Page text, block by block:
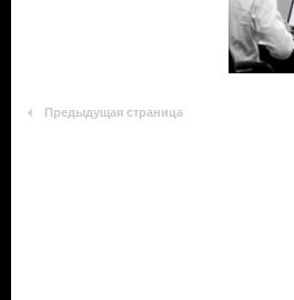
Предыдущая страница